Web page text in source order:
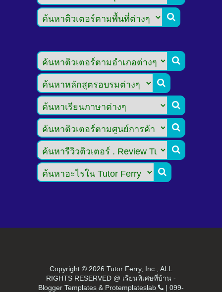







Copyright © 2026 Tutor Ferry, Inc., ALL
RIGHTS RESERVED @ เรียนพิเศษที่บ้าน -
Blogger Templates & Protemplateslab | 099-